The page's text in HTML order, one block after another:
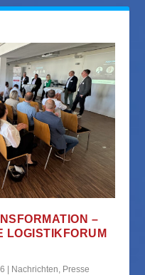
–
LOGISTIKFORUM
| Nachrichten Presse